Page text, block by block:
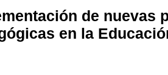
de nuevas
en la